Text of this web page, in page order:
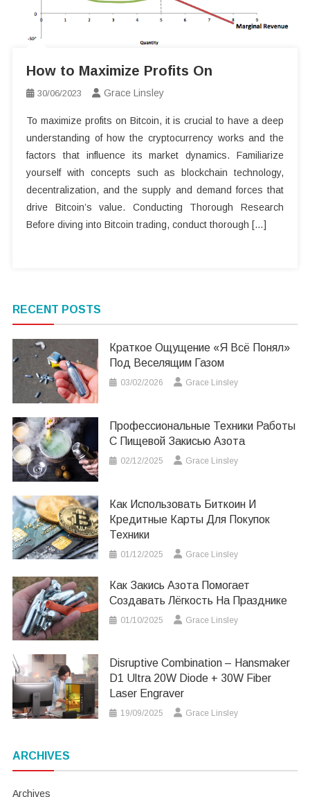
How to Maximize Profits On
30/06/2023 Grace Linsley
To maximize profits on Bitcoin, it is crucial to have a deep
understanding of how the cryptocurrency works and the
factors that influence its market dynamics. Familiarize
yourself with concepts such as blockchain technology,
decentralization, and the supply and demand forces that
drive Bitcoin’s value. Conducting Thorough Research
Before diving into Bitcoin trading, conduct thorough […]
RECENT POSTS
Краткое Ощущение «я Всё Понял»
Под Веселящим Газом
03/02/2026 Grace Linsley
Профессиональные Техники Работы
С Пищевой Закисью Азота
02/12/2025 Grace Linsley
Как Использовать Биткоин И
Кредитные Карты Для Покупок
Техники
01/12/2025 Grace Linsley
Как Закись Азота Помогает
Создавать Лёгкость На Празднике
01/10/2025 Grace Linsley
Disruptive Combination – Hansmaker
D1 Ultra 20W Diode + 30W Fiber
Laser Engraver
19/09/2025 Grace Linsley
ARCHIVES
Archives